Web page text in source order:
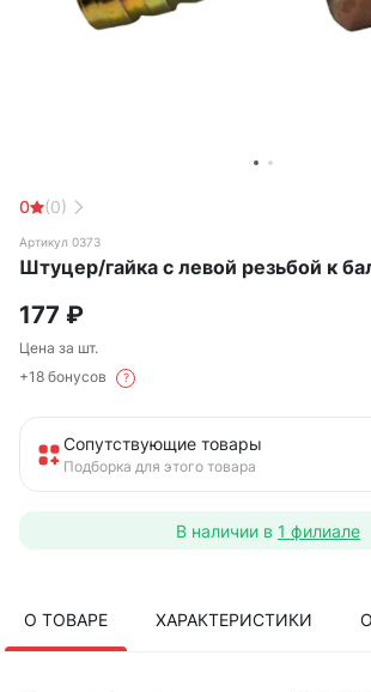
0 (0)
Артикул 0373
Штуцер/гайка с левой резьбой к
177 ₽
Цена за шт.
+18 бонусов
?
Сопутствующие товары
Подборка для этого товара
В наличии в 1 филиале
О ТОВАРЕ ХАРАКТЕРИСТИКИ